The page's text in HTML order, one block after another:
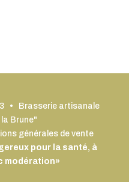
• Brasserie artisanale
Brune"
générales de vente
pour la santé, à
modération»